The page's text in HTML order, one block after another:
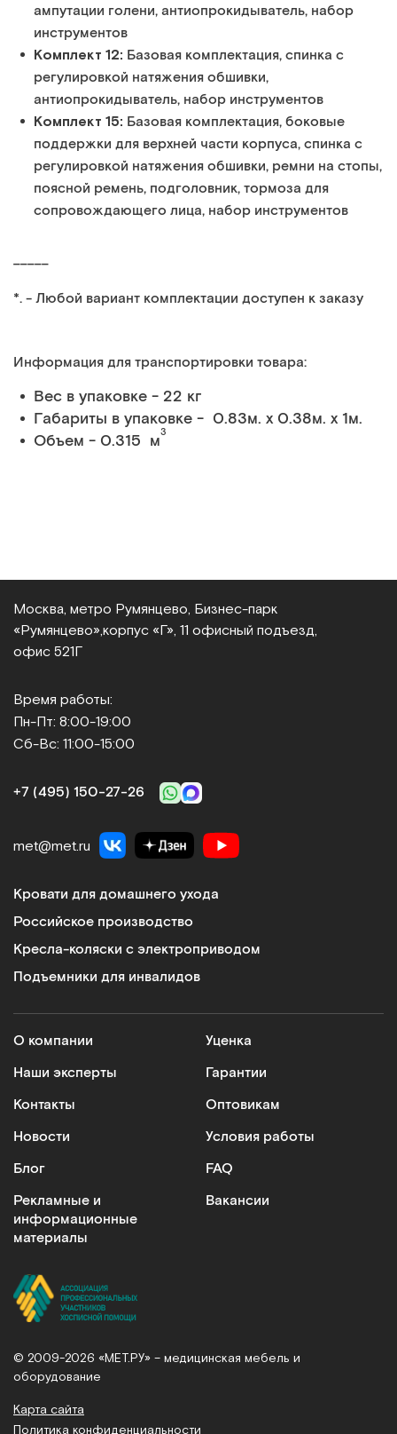
ампутации голени, антиопрокидыватель, набор
инструментов
Комплект 12: Базовая комплектация, спинка с
регулировкой натяжения обшивки,
антиопрокидыватель, набор инструментов
Комплект 15: Базовая комплектация, боковые
поддержки для верхней части корпуса, спинка с
регулировкой натяжения обшивки, ремни на стопы,
поясной ремень, подголовник, тормоза для
сопровождающего лица, набор инструментов
_____
*. - Любой вариант комплектации доступен к заказу
Информация для транспортировки товара:
Вес в упаковке - 22 кг
Габариты в упаковке - 0.83м. x 0.38м. x 1м.
Объем - 0.315 м3
Москва, метро Румянцево, Бизнес‑парк
«Румянцево», корпус «Г», 11 офисный подъезд,
офис 521Г
Время работы:
Пн-Пт: 8:00-19:00
Сб-Вс: 11:00-15:00
+7 (495) 150‑27‑26
met@met.ru
Кровати для домашнего ухода
Российское производство
Кресла-коляски с электроприводом
Подъемники для инвалидов
О компании
Наши эксперты
Контакты
Новости
Блог
Рекламные и
информационные
материалы
Уценка
Гарантии
Оптовикам
Условия работы
FAQ
Вакансии
© 2009-2026 «МЕТ.РУ» – медицинская мебель и
оборудование
Карта сайта
Политика конфиденциальности